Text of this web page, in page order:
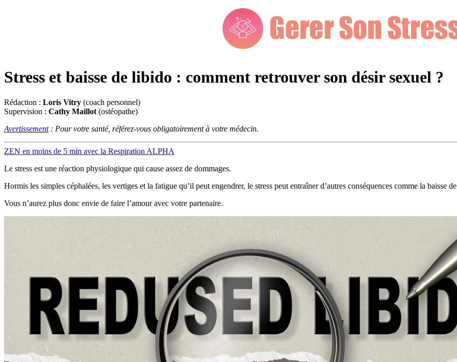
Stress et baisse de libido : comment retrouver son désir sexuel ?
Rédaction : Loris Vitry (coach personnel)
Supervision : Cathy Maillot (ostéopathe)
Avertissement: Pour votre santé, référez-vous obligatoirement à votre médecin.
ZEN en moins de 5 min avec la Respiration ALPHA
Le stress est une réaction physiologique qui cause assez de dommages.
Hormis les simples céphalées, les vertiges et la fatigue qu’il peut engendrer, le stress peut entraîner d’autres conséquences comme la baisse
Vous n’aurez plus donc envie de faire l’amour avec votre partenaire.